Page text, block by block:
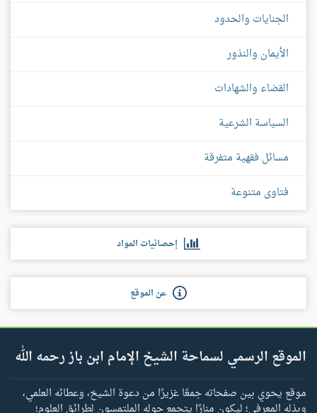
الجنايات والحدود
الأيمان والنذور
القضاء والشهادات
السياسة الشرعية
مسائل فقهية متفرقة
فتاوى متنوعة
إحصائيات المواد
عن الموقع
الموقع الرسمي لسماحة الشيخ الإمام ابن باز رحمه الله
موقع يحوي بين صفحاته جمعًا غزيرًا من دعوة الشيخ، وعطائه العلمي،
وبذله المعرفي؛ ليكون منارًا يتجمع حوله الملتمسون لطرائق العلوم؛